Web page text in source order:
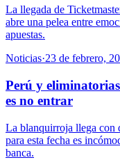
La llegada de
abre una pelea entre
apuestas.
Noticias·23 de febrero,
Perú y
es no entrar
La blanquirroja llega con
para esta fecha es
banca.